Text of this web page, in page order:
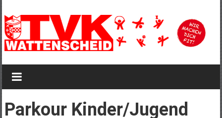
Inhalt
springen
TVK
Wattenscheid
TVK
Wattenscheid
Parkour Kinder/Jugend